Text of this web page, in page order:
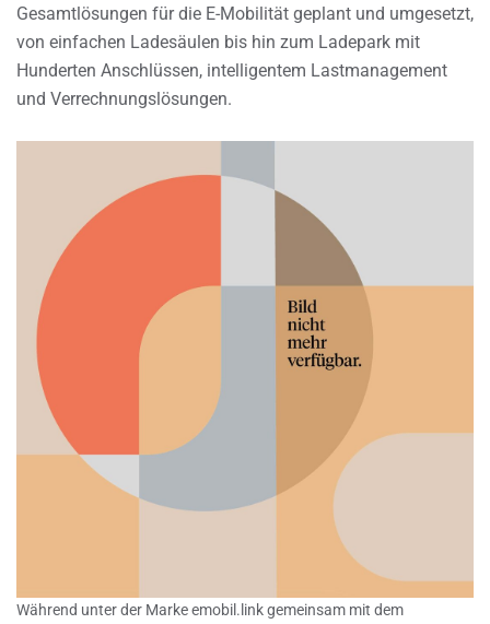
Gesamtlösungen für die E-Mobilität geplant und umgesetzt,
von einfachen Ladesäulen bis hin zum Ladepark mit
Hunderten Anschlüssen, intelligentem Lastmanagement
und Verrechnungslösungen.
Während unter der Marke emobil.link gemeinsam mit dem